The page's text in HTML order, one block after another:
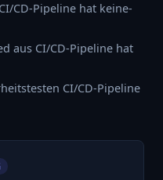
CD-Pipeline hat keine-
aus CI/CD-Pipeline hat
CI/CD-Pipeline